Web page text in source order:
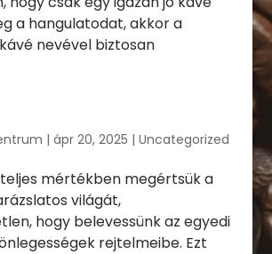
a hangulatodat, akkor a
kávé nevével biztosan
| ápr 20, 2025 | Uncategorized
mértékben megértsük a
világát,
hogy belevessünk az egyedi
rejtelmeibe. Ezt